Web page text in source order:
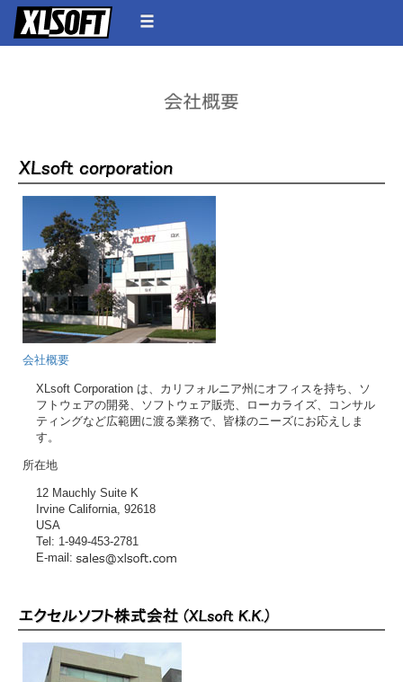
会社概要
XLsoft Corporation は、カリフォルニア州にオフィスを持ち、ソ
フトウェアの開発、ソフトウェア販売、ローカライズ、コンサル
ティングなど広範囲に渡る業務で、皆様のニーズにお応えしま
す。
所在地
12 Mauchly Suite K
Irvine California, 92618
USA
Tel: 1-949-453-2781
E-mail: